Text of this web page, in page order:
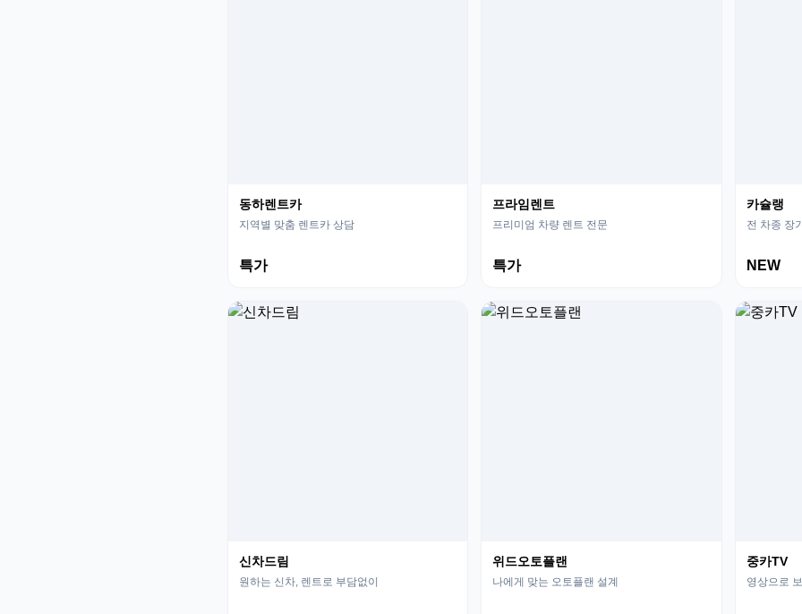
동하렌트카
지역별 맞춤 렌트카 상담
특가
프라임렌트
프리미엄 차량 렌트 전문
특가
카슐랭
전 차종 장
NEW
신차드림
원하는 신차, 렌트로 부담없이
위드오토플랜
나에게 맞는 오토플랜 설계
중카TV
영상으로